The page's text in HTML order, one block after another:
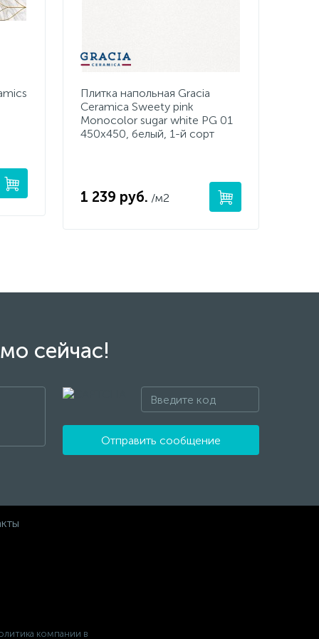
Плитка напольная Gracia
Ceramica Sweety pink
Monocolor sugar white PG 01
450x450, белый, 1-й сорт
1 239 руб. /м2
сейчас!
Отправить сообщение
компании в